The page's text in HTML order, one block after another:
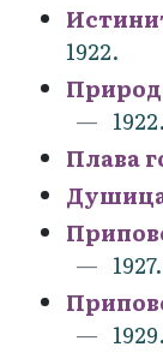
1922.
1922.
Плава
1927.
1929.